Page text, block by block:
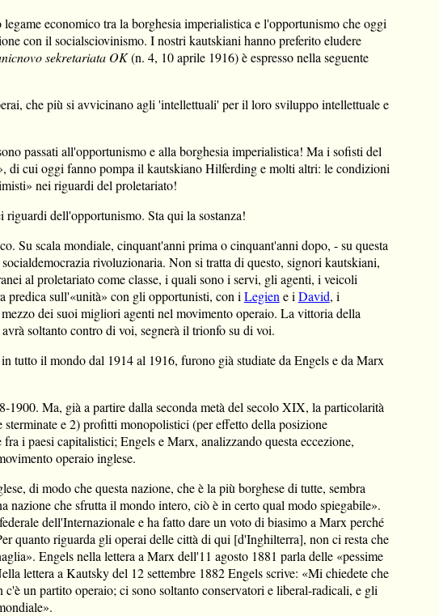
economico tra la borghesia imperialistica e l'opportunismo che oggi
con il socialsciovinismo. I nostri kautskiani hanno preferito eludere
sekretariata OK(n. 4, 10 aprile 1916) è espresso nella seguente
che più si avvicinano agli 'intellettuali' per il loro sviluppo intellettuale e
passati all'opportunismo e alla borghesia imperialistica! Ma i sofisti del
di cui oggi fanno pompa il kautskiano Hilferding e molti altri: le condizioni
nei riguardi del proletariato!
dell'opportunismo. Sta qui la sostanza!
Su scala mondiale, cinquant'anni prima o cinquant'anni dopo, - su questa
rivoluzionaria. Non si tratta di questo, signori kautskiani,
al proletariato come classe, i quali sono i servi, gli agenti, i veicoli
predica sull'«unità» con gli opportunisti, con i Legien e i David, i
dei suoi migliori agenti nel movimento operaio. La vittoria della
soltanto contro di voi, segnerà il trionfo su di voi.
tutto il mondo dal 1914 al 1916, furono già studiate da Engels e da Marx
Ma, già a partire dalla seconda metà del secolo XIX, la particolarità
e 2) profitti monopolistici (per effetto della posizione
i paesi capitalistici; Engels e Marx, analizzando questa eccezione,
operaio inglese.
di modo che questa nazione, che è la più borghese di tutte, sembra
nazione che sfrutta il mondo intero, ciò è in certo qual modo spiegabile».
dell'Internazionale e ha fatto dare un voto di biasimo a Marx perché
quanto riguarda gli operai delle città di qui [d'Inghilterra], non ci resta che
Engels nella lettera a Marx dell'11 agosto 1881 parla delle «pessime
lettera a Kautsky del 12 settembre 1882 Engels scrive: «Mi chiedete che
un partito operaio; ci sono soltanto conservatori e liberal-radicali, e gli